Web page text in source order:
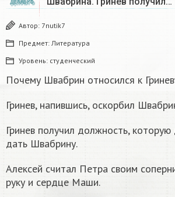
Автор: 7nutik7
Предмет: Литература
Уровень: студенческий
Почему Швабрин относился к
Гринев, напившись, оскорбил
Гринев получил должность,
дать Швабрину.
Алексей считал Петра своим
руку и сердце Маши.